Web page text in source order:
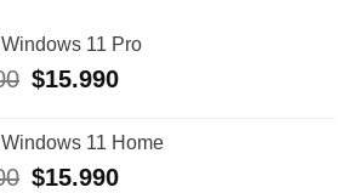
11 Pro
El
era:
$119.000.
$15.990El
es:
$15.990.
11 Home
El
$15.990El